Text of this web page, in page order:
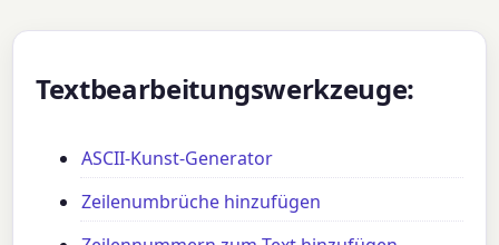
Textbearbeitungswerkzeuge:
ASCII-Kunst-Generator
Zeilenumbrüche hinzufügen